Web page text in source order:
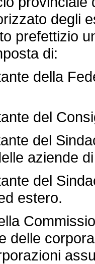
degli
prefettizio
di:
della
del
del
aziende
del
estero.
delle